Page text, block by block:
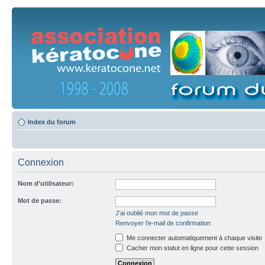
Index du forum
Connexion
Nom d’utilisateur:
Mot de passe:
J’ai oublié mon mot de passe
Renvoyer l’e-mail de confirmation
Me connecter automatiquement à chaque visite
Cacher mon statut en ligne pour cette session